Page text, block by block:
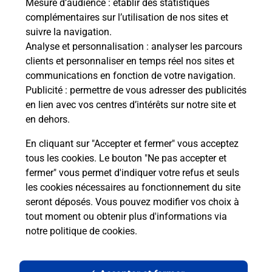
Mesure d’audience : établir des statistiques
complémentaires sur l’utilisation de nos sites et
suivre la navigation.
Analyse et personnalisation : analyser les parcours
clients et personnaliser en temps réel nos sites et
communications en fonction de votre navigation.
Publicité : permettre de vous adresser des publicités
en lien avec vos centres d’intérêts sur notre site et
en dehors.
En cliquant sur "Accepter et fermer" vous acceptez
tous les cookies. Le bouton "Ne pas accepter et
fermer" vous permet d'indiquer votre refus et seuls
les cookies nécessaires au fonctionnement du site
seront déposés. Vous pouvez modifier vos choix à
tout moment ou obtenir plus d'informations via
notre politique de cookies.
Boîte aux lettres La Poste
Prochaine collecte du courriersamedi à 08h00
Le Bourg
36800 Luzeret
Le lien s'ouvre dans un nouvel onglet
Localiser Liste Boîtes aux lettres Indre Luzeret